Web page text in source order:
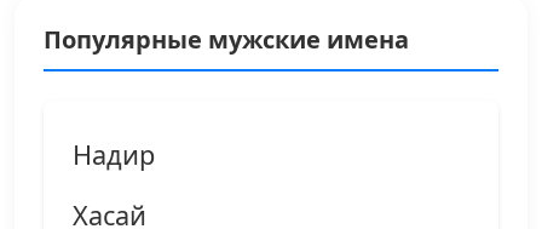
Популярные мужские имена
Надир
Хасай